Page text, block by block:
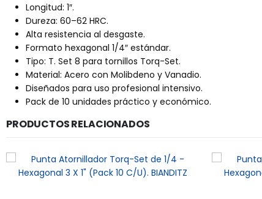
Longitud: 1″.
Dureza: 60–62 HRC.
Alta resistencia al desgaste.
Formato hexagonal 1/4″ estándar.
Tipo: T. Set 8 para tornillos Torq-Set.
Material: Acero con Molibdeno y Vanadio.
Diseñados para uso profesional intensivo.
Pack de 10 unidades práctico y económico.
PRODUCTOS RELACIONADOS